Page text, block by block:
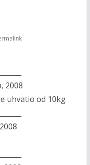
2008
uhvatio od 10kg